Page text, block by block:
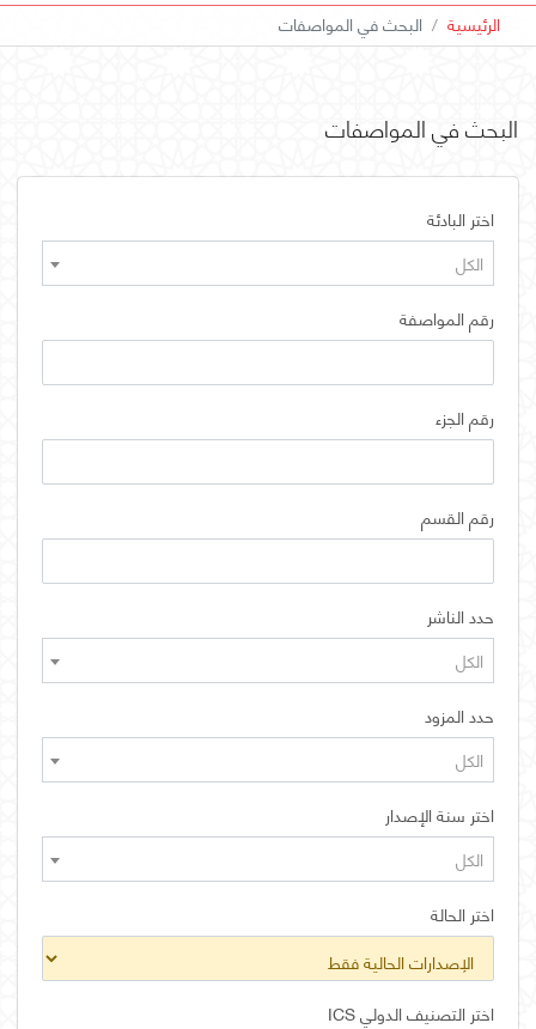
الرئيسية البحث في المواصفات
البحث في المواصفات
اختر البادئة
الكل
رقم المواصفة
رقم الجزء
رقم القسم
حدد الناشر
الكل
حدد المزود
الكل
اختر سنة الإصدار
الكل
اختر الحالة
اختر التصنيف الدولي ICS